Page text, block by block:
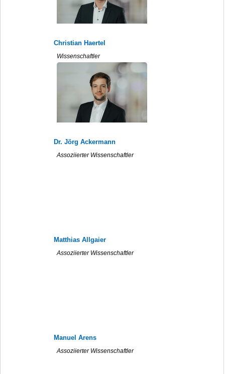
Christian Haertel
Wissenschaftler
Dr. Jörg Ackermann
Assoziierter Wissenschaftler
Matthias Allgaier
Assoziierter Wissenschaftler
Manuel Arens
Assoziierter Wissenschaftler